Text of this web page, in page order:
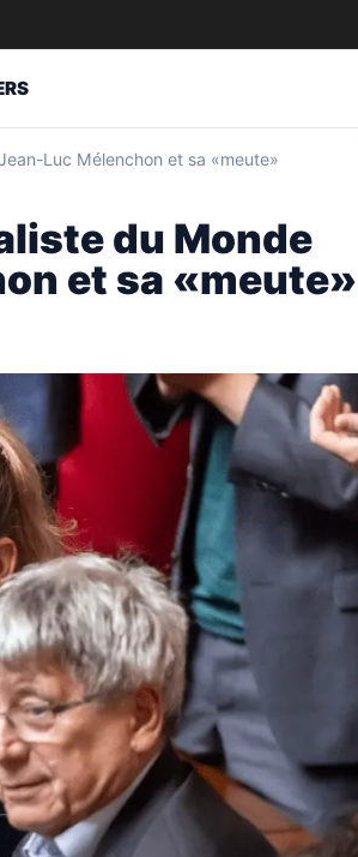
Luc Mélenchon et sa «meute»
du Monde
et sa «meute»